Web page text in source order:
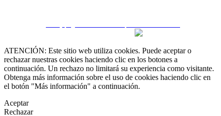
ATENCIÓN: Este sitio web utiliza cookies. Puede aceptar o
rechazar nuestras cookies haciendo clic en los botones a
continuación. Un rechazo no limitará su experiencia como visitante.
Obtenga más información sobre el uso de cookies haciendo clic en
el botón "Más información" a continuación.
Aceptar
Rechazar